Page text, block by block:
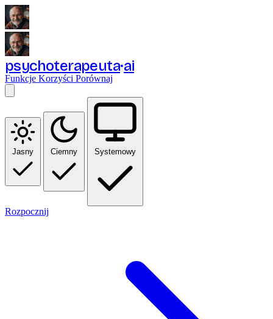
psychoterapeuta ai
Funkcje Korzyści Porównaj
Jasny Ciemny Systemowy
Rozpocznij